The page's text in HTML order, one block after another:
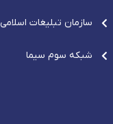
سازمان تبلیغات اسلامی
شبکه سوم سیما